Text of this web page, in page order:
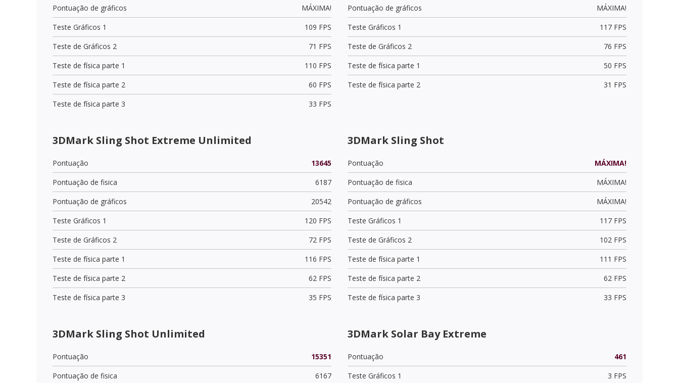
Pontuação de gráficos
MÁXIMA!
Teste Gráficos 1
109 FPS
Teste de Gráficos 2
71 FPS
Teste de física parte 1
110 FPS
Teste de física parte 2
60 FPS
Teste de física parte 3
33 FPS
Pontuação de gráficos
MÁXIMA!
Teste Gráficos 1
117 FPS
Teste de Gráficos 2
76 FPS
Teste de física parte 1
50 FPS
Teste de física parte 2
31 FPS
3DMark Sling Shot Extreme Unlimited
Pontuação
13645
Pontuação de fisica
6187
Pontuação de gráficos
20542
Teste Gráficos 1
120 FPS
Teste de Gráficos 2
72 FPS
Teste de física parte 1
116 FPS
Teste de física parte 2
62 FPS
Teste de física parte 3
35 FPS
3DMark Sling Shot
Pontuação
MÁXIMA!
Pontuação de fisica
MÁXIMA!
Pontuação de gráficos
MÁXIMA!
Teste Gráficos 1
117 FPS
Teste de Gráficos 2
102 FPS
Teste de física parte 1
111 FPS
Teste de física parte 2
62 FPS
Teste de física parte 3
33 FPS
3DMark Sling Shot Unlimited
Pontuação
15351
Pontuação de fisica
6167
3DMark Solar Bay Extreme
Pontuação
461
Teste Gráficos 1
3 FPS